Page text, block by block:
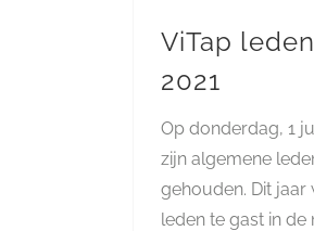
ViTap
2021
Op donderdag, 1
zijn algemene
gehouden. Dit jaar
leden te gast in